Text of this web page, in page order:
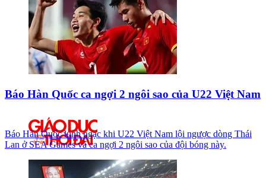
Báo Hàn Quốc ca ngợi 2 ngôi sao của U22 Việt Nam
Báo Hàn Quốc kinh ngạc khi U22 Việt Nam lội ngược dòng Thái
Lan ở SEA Games và ca ngợi 2 ngôi sao của đội bóng này.